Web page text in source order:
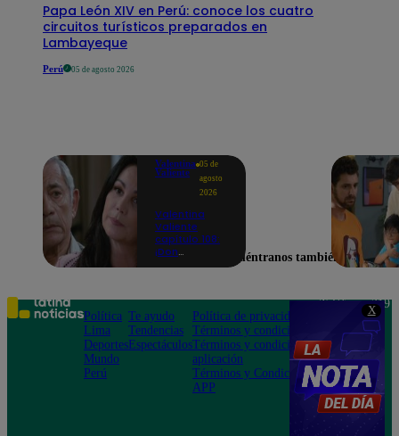
X
Papa León XIV en Perú: conoce los cuatro
circuitos turísticos preparados en
Lambayeque
Perú 05 de agosto 2026
Valentina
Valiente
05 de
agosto
2026
Valentina
Valiente
capítulo 108:
¡Don
Frida tras
descubrir una
contradicción
en una
conversación!
Encuéntranos también en
Política
Lima
Deportes
Mundo
Perú
Te ayudo
Tendencias
Espectáculos
Política de privacidad
Términos y condiciones
Términos y condiciones
aplicación
Términos y Condiciones
APP
Teléfono: 219
Av. San
Felipe 968
Jesús María